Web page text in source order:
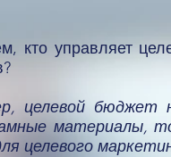
кто управляет
целевой бюджет
материалы,
целевого